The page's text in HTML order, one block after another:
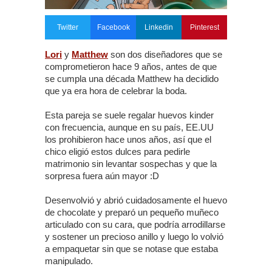
Twitter Facebook Linkedin Pinterest
Lori y Matthew son dos diseñadores que se
comprometieron hace 9 años, antes de que
se cumpla una década Matthew ha decidido
que ya era hora de celebrar la boda.
Esta pareja se suele regalar huevos kinder
con frecuencia, aunque en su país, EE.UU
los prohibieron hace unos años, así que el
chico eligió estos dulces para pedirle
matrimonio sin levantar sospechas y que la
sorpresa fuera aún mayor :D
Desenvolvió y abrió cuidadosamente el huevo
de chocolate y preparó un pequeño muñeco
articulado con su cara, que podría arrodillarse
y sostener un precioso anillo y luego lo volvió
a empaquetar sin que se notase que estaba
manipulado.